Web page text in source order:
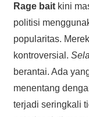
Rage baitkini
politisi
popularitas.
kontroversial.
berantai. Ada
menentang
terjadi seringkali